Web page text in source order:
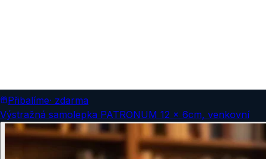
Přibalíme· zdarma
Výstražná samolepka PATRONUM 12 x 6cm, venkovní